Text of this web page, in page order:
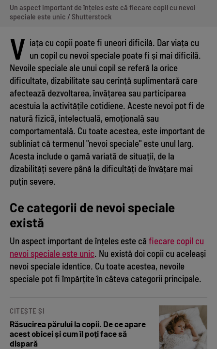
Un aspect important de înțeles este că fiecare copil cu nevoi
speciale este unic / Shutterstock
V iața cu copii poate fi uneori dificilă. Dar viața cu
un copil cu nevoi speciale poate fi și mai dificilă.
Nevoile speciale ale unui copil se referă la orice
dificultate, dizabilitate sau cerință suplimentară care
afectează dezvoltarea, învățarea sau participarea
acestuia la activitățile cotidiene. Aceste nevoi pot fi de
natură fizică, intelectuală, emoțională sau
comportamentală. Cu toate acestea, este important de
subliniat că termenul "nevoi speciale" este unul larg.
Acesta include o gamă variată de situații, de la
dizabilități severe până la dificultăți de învățare mai
puțin severe.
Ce categorii de nevoi speciale
există
Un aspect important de înțeles este că fiecare copil cu
nevoi speciale este unic. Nu există doi copii cu aceleași
nevoi speciale identice. Cu toate acestea, nevoile
speciale pot fi împărțite în câteva categorii principale.
CITEȘTE ȘI
Răsucirea părului la copii. De ce apare
acest obicei și cum îl poți face să
dispară